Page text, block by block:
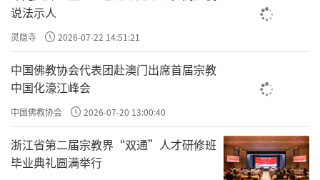
说法示人
灵隐寺 2026-07-22 14:51:21
中国佛教协会代表团赴澳门出席首届宗教
中国化濠江峰会
中国佛教协会 2026-07-20 13:00:40
浙江省第二届宗教界“双通”人才研修班
毕业典礼圆满举行